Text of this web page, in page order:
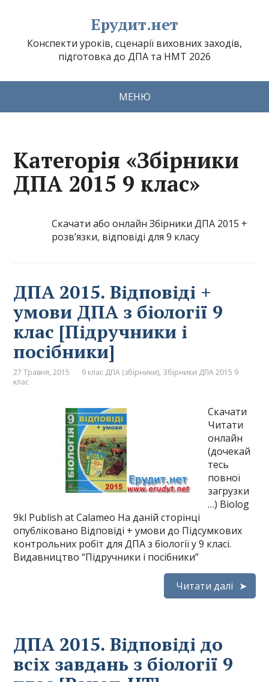
Ерудит.нет
Конспекти уроків, сценарії виховних заходів,
підготовка до ДПА та НМТ 2026
МЕНЮ
Категорія «Збірники
ДПА 2015 9 клас»
Скачати або онлайн Збірники ДПА 2015 +
розв’язки, відповіді для 9 класу
ДПА 2015. Відповіді +
умови ДПА з біології 9
клас [Підручники і
посібники]
27 Травня, 2015 9 клас ДПА (збірники), Збірники ДПА 2015 9
клас
Скачати
Читати
онлайн
(дочекай
тесь
повної
загрузки
…) Biolog
9kl Publish at Calameo На даній сторінці
опубліковано Відповіді + умови до Підсумкових
контрольних робіт для ДПА з біології у 9 класі.
Видавництво “Підручники і посібники”
Читати далі
ДПА 2015. Відповіді до
всіх завдань з біології 9